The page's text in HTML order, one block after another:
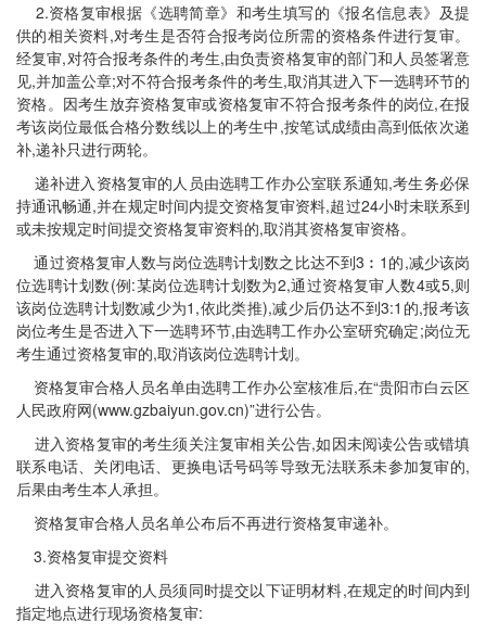
2.资格复审根据《选聘简章》和考生填写的《报名信息表》及提
供的相关资料,对考生是否符合报考岗位所需的资格条件进行复审。
经复审,对符合报考条件的考生,由负责资格复审的部门和人员签署意
见,并加盖公章;对不符合报考条件的考生,取消其进入下一选聘环节的
资格。因考生放弃资格复审或资格复审不符合报考条件的岗位,在报
考该岗位最低合格分数线以上的考生中,按笔试成绩由高到低依次递
补,递补只进行两轮。
递补进入资格复审的人员由选聘工作办公室联系通知,考生务必保
持通讯畅通,并在规定时间内提交资格复审资料,超过24小时未联系到
或未按规定时间提交资格复审资料的,取消其资格复审资格。
通过资格复审人数与岗位选聘计划数之比达不到3︰1的,减少该岗
位选聘计划数(例:某岗位选聘计划数为2,通过资格复审人数4或5,则
该岗位选聘计划数减少为1,依此类推),减少后仍达不到3:1的,报考该
岗位考生是否进入下一选聘环节,由选聘工作办公室研究确定;岗位无
考生通过资格复审的,取消该岗位选聘计划。
资格复审合格人员名单由选聘工作办公室核准后,在“贵阳市白云区
人民政府网(www.gzbaiyun.gov.cn)”进行公告。
进入资格复审的考生须关注复审相关公告,如因未阅读公告或错填
联系电话、关闭电话、更换电话号码等导致无法联系未参加复审的,
后果由考生本人承担。
资格复审合格人员名单公布后不再进行资格复审递补。
3.资格复审提交资料
进入资格复审的人员须同时提交以下证明材料,在规定的时间内到
指定地点进行现场资格复审: